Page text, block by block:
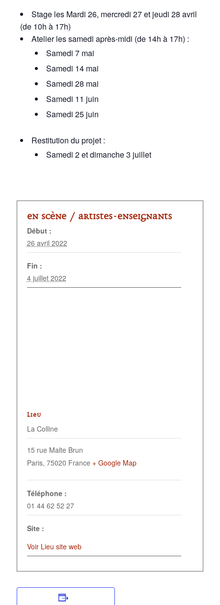
Stage les Mardi 26, mercredi 27 et jeudi 28 avril
(de 10h à 17h)
Atelier les samedi après-midi (de 14h à 17h) :
Samedi 7 mai
Samedi 14 mai
Samedi 28 mai
Samedi 11 juin
Samedi 25 juin
Restitution du projet :
Samedi 2 et dimanche 3 juillet
En scène / Artistes-enseignants
Début :
26 avril 2022
Fin :
4 juillet 2022
LIEU
La Colline
15 rue Malte Brun
Paris, 75020 France + Google Map
Téléphone :
01 44 62 52 27
Site :
Voir Lieu site web